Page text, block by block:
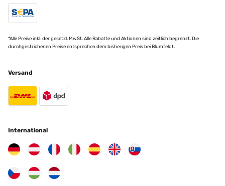
*Alle Preise inkl. der gesetzl. MwSt. Alle Rabatte und Aktionen sind zeitlich begrenzt. Die
durchgestrichenen Preise entsprechen dem bisherigen Preis bei Blumfeldt.
Versand
International